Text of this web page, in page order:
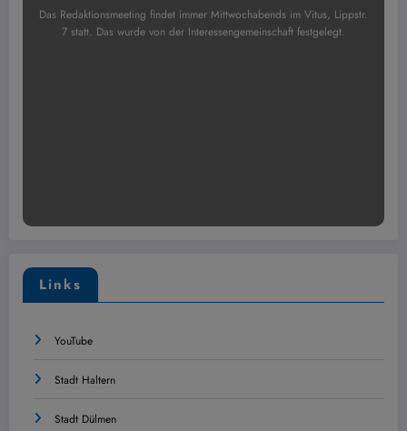
Das Redaktionsmeeting findet immer Mittwochabends im Vitus, Lippstr.
7 statt. Das wurde von der Interessengemeinschaft festgelegt.
Links
YouTube
Stadt Haltern
Stadt Dülmen